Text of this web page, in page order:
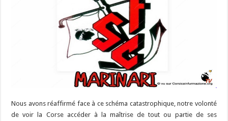
Nous avons réaffirmé face à ce schéma catastrophique, notre volonté
de voir la Corse accéder à la maîtrise de tout ou partie de ses